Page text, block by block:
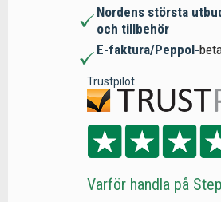
Nordens största
och tillbehör
E-faktura/Peppol-
Trustpilot
Varför handla på